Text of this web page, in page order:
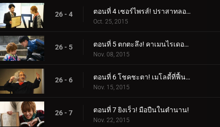
26 - 4 ตอนที่ 4 เซอร์ไพรส์! ปราสาทลอยฟ้า!
Oct. 25, 2015
26 - 5 ตอนที่ 5 ตกตะลึง! คาเมนไรเดอร์ผู้ลึกลับ!
Nov. 08, 2015
26 - 6 ตอนที่ 6 โชคชะตา! เมโลดี้ที่ฟื้นคืน!
Nov. 15, 2015
26 - 7 ตอนที่ 7 ยิงเร็ว! มือปืนในตำนาน!
Nov. 22, 2015